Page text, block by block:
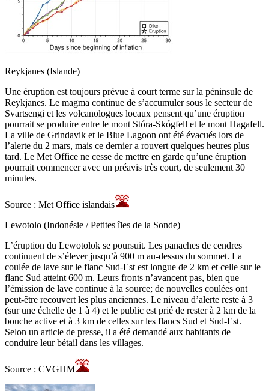
Reykjanes (Islande)
Une éruption est toujours prévue à court terme sur la péninsule de
Reykjanes. Le magma continue de s’accumuler sous le secteur de
Svartsengi et les volcanologues locaux pensent qu’une éruption
pourrait se produire entre le mont Stóra-Skógfell et le mont Hagafell.
La ville de Grindavik et le Blue Lagoon ont été évacués lors de
l’alerte du 2 mars, mais ce dernier a rouvert quelques heures plus
tard. Le Met Office ne cesse de mettre en garde qu’une éruption
pourrait commencer avec un préavis très court, de seulement 30
minutes.
Source : Met Office islandais
Lewotolo (Indonésie / Petites îles de la Sonde)
L’éruption du Lewotolok se poursuit. Les panaches de cendres
continuent de s’élever jusqu’à 900 m au-dessus du sommet. La
coulée de lave sur le flanc Sud-Est est longue de 2 km et celle sur le
flanc Sud atteint 600 m. Leurs fronts n’avancent pas, bien que
l’émission de lave continue à la source; de nouvelles coulées ont
peut-être recouvert les plus anciennes. Le niveau d’alerte reste à 3
(sur une échelle de 1 à 4) et le public est prié de rester à 2 km de la
bouche active et à 3 km de celles sur les flancs Sud et Sud-Est.
Selon un article de presse, il a été demandé aux habitants de
conduire leur bétail dans les villages.
Source : CVGHM